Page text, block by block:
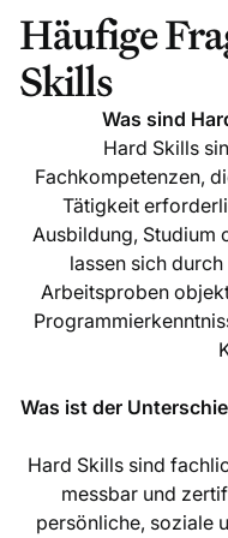
Häufige
Skills
Was sind
Hard Skills
Fachkompetenzen,
Tätigkeit
Ausbildung, Studium
lassen sich
Arbeitsproben
Was ist der
Hard Skills sind
messbar und
persönliche, soziale